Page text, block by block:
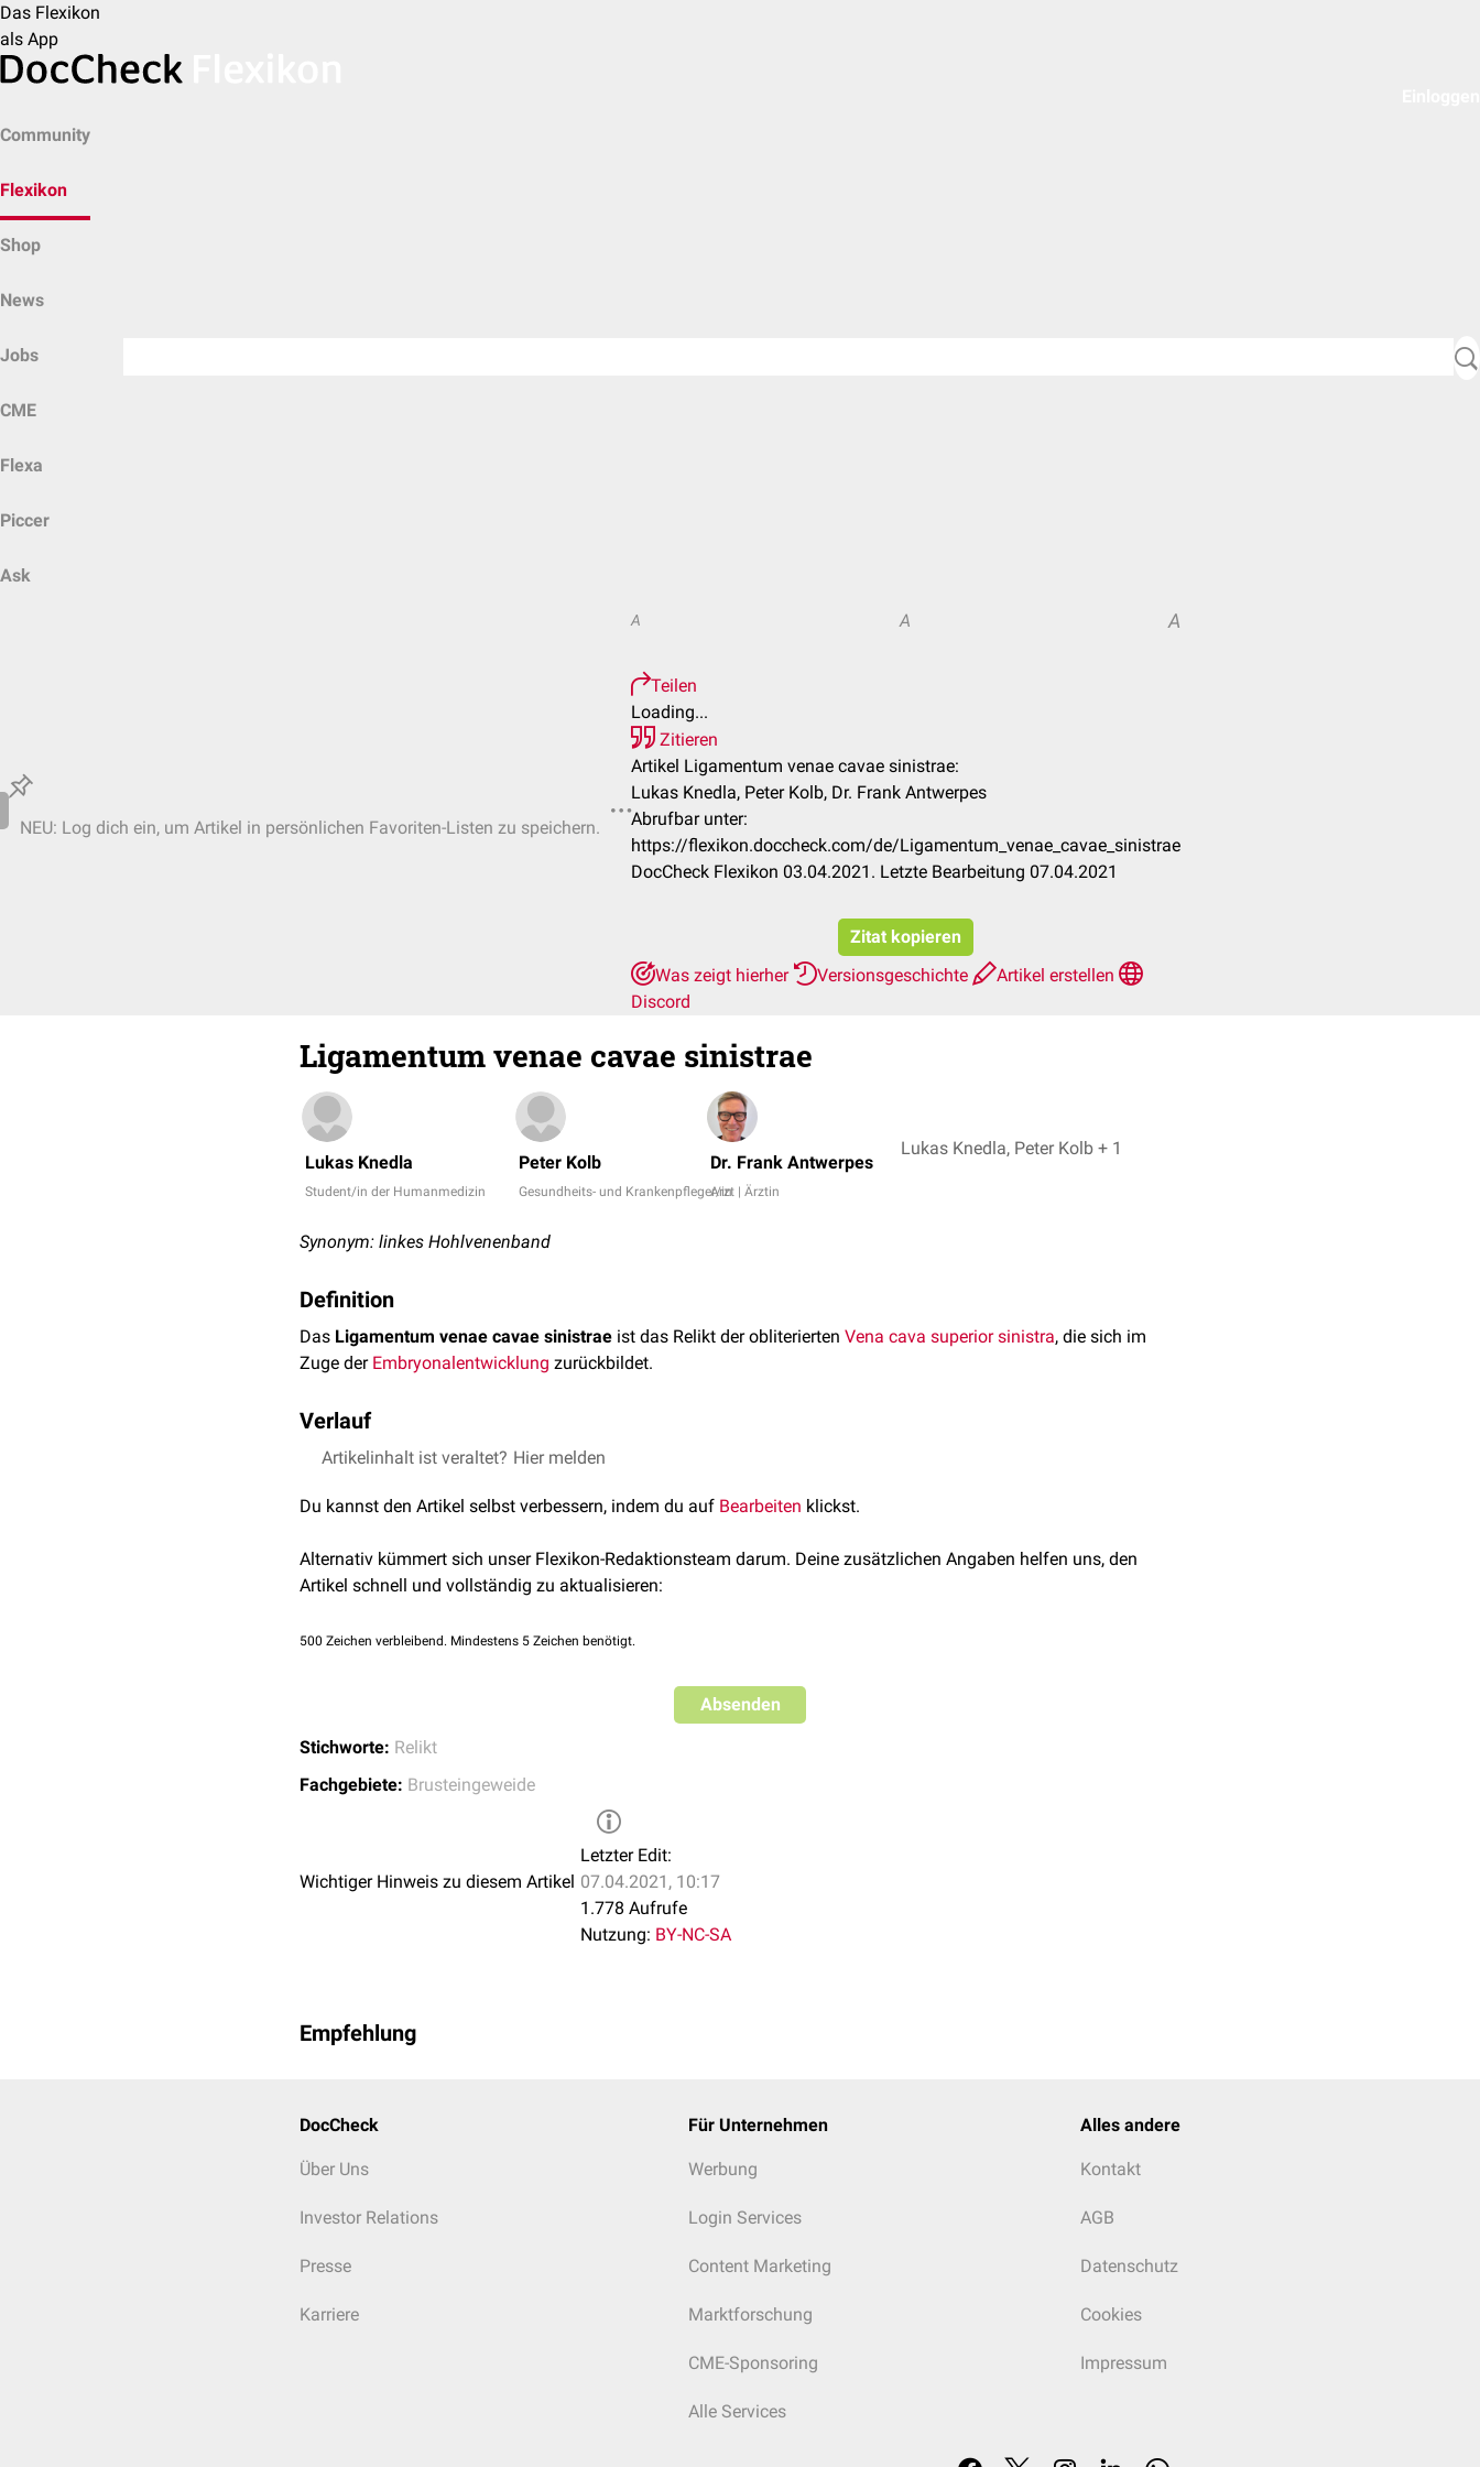
Das Flexikon
als App
Community
Flexikon
Shop
News
Jobs
CME
Flexa
Piccer
Ask
NEU: Log dich ein, um Artikel in persönlichen Favoriten-Listen zu speichern.
A A A
Teilen
Loading...
Zitieren
Artikel Ligamentum venae cavae sinistrae:
Lukas Knedla, Peter Kolb, Dr. Frank Antwerpes
Abrufbar unter:
https://flexikon.doccheck.com/de/Ligamentum_venae_cavae_sinistrae
DocCheck Flexikon 03.04.2021. Letzte Bearbeitung 07.04.2021
Zitat kopieren
Was zeigt hierher
Versionsgeschichte
Artikel erstellen
Discord
Ligamentum venae cavae sinistrae
Lukas Knedla
Student/in der Humanmedizin
Peter Kolb
Gesundheits- und Krankenpfleger/in
Dr. Frank Antwerpes
Arzt | Ärztin
Lukas Knedla, Peter Kolb + 1
Synonym: linkes Hohlvenenband
Definition
Das Ligamentum venae cavae sinistrae ist das Relikt der obliterierten Vena cava superior sinistra, die sich im
Zuge der Embryonalentwicklung zurückbildet.
Verlauf
Das Band erstreckt sich von der Vena brachiocephalica sinistra
Artikelinhalt ist veraltet? Hier melden
Du kannst den Artikel selbst verbessern, indem du auf Bearbeiten klickst.
Alternativ kümmert sich unser Flexikon-Redaktionsteam darum. Deine zusätzlichen Angaben helfen uns, den
Artikel schnell und vollständig zu aktualisieren:
500 Zeichen verbleibend. Mindestens 5 Zeichen benötigt.
Absenden
Stichworte: Relikt
Fachgebiete: Brusteingeweide
Wichtiger Hinweis zu diesem Artikel
Letzter Edit:
07.04.2021, 10:17
1.778 Aufrufe
Nutzung: BY-NC-SA
Empfehlung
DocCheck
Über Uns
Investor Relations
Presse
Karriere
Für Unternehmen
Werbung
Login Services
Content Marketing
Marktforschung
CME-Sponsoring
Alle Services
Alles andere
Kontakt
AGB
Datenschutz
Cookies
Impressum